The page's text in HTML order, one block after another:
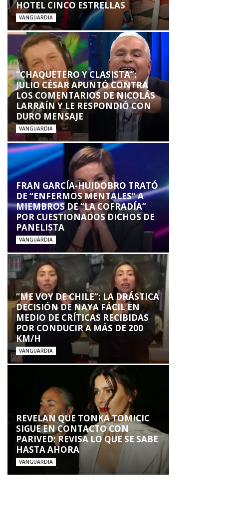
HOTEL CINCO ESTRELLAS
VANGUARDIA
“CHAQUETERO Y CLASISTA”:
JULIO CÉSAR APUNTÓ CONTRA
LOS COMENTARIOS DE NICOLÁS
LARRAÍN Y LE RESPONDIÓ CON
DURO MENSAJE
VANGUARDIA
FRAN GARCÍA-HUIDOBRO TRATÓ
DE “ENFERMOS MENTALES” A
MIEMBROS DE “LA COFRADÍA”
POR CUESTIONADOS DICHOS DE
PANELISTA
VANGUARDIA
“ME VOY DE CHILE”: LA DRÁSTICA
DECISIÓN DE NAYA FÁCIL EN
MEDIO DE CRÍTICAS RECIBIDAS
POR CONDUCIR A MÁS DE 200
KM/H
VANGUARDIA
REVELAN QUE TONKA TOMICIC
SIGUE EN CONTACTO CON
PARIVED: REVISA LO QUE SE SABE
HASTA AHORA
VANGUARDIA